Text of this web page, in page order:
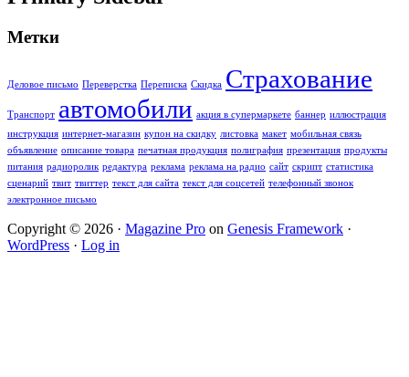
Метки
Деловое письмо Переверстка Переписка Скидка Страхование
Транспорт автомобили акция в супермаркете баннер иллюстрация
инструкция интернет-магазин купон на скидку листовка макет мобильная связь
объявление описание товара печатная продукция полиграфия презентация продукты
питания радиоролик редактура реклама реклама на радио сайт скрипт статистика
сценарий твит твиттер текст для сайта текст для соцсетей телефонный звонок
электронное письмо
Copyright © 2026 · Magazine Pro on Genesis Framework ·
WordPress · Log in